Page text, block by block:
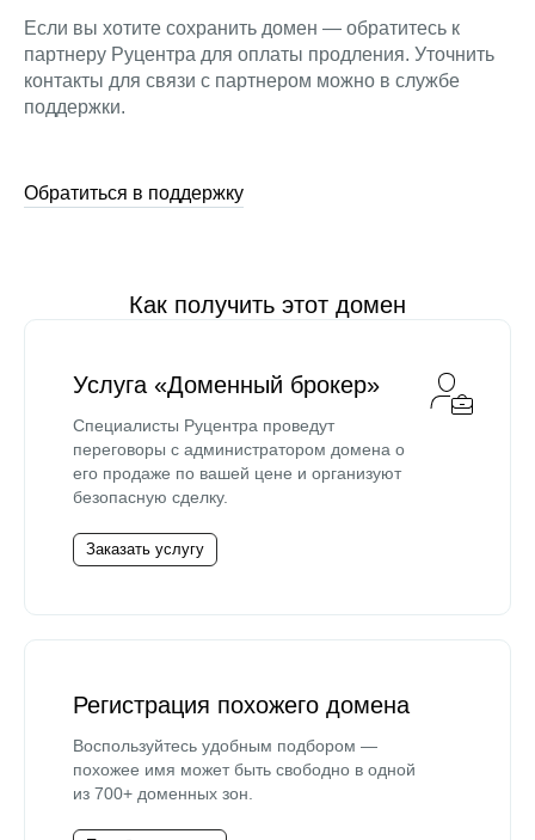
Если вы хотите сохранить домен — обратитесь к
партнеру Руцентра для оплаты продления. Уточнить
контакты для связи с партнером можно в службе
поддержки.
Обратиться в поддержку
Как получить этот домен
Услуга «Доменный брокер»
Специалисты Руцентра проведут
переговоры с администратором домена о
его продаже по вашей цене и организуют
безопасную сделку.
Заказать услугу
Регистрация похожего домена
Воспользуйтесь удобным подбором —
похожее имя может быть свободно в одной
из 700+ доменных зон.